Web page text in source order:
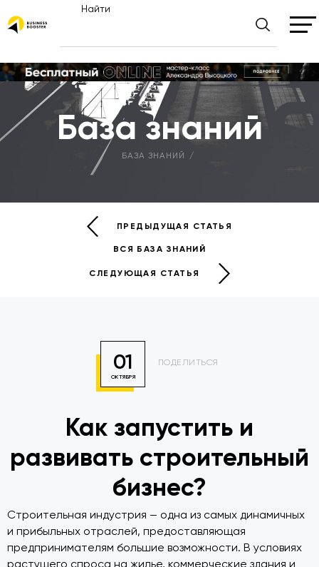
Найти
База знаний
БАЗА ЗНАНИЙ
ПРЕДЫДУЩАЯ СТАТЬЯ
ВСЯ БАЗА ЗНАНИЙ
СЛЕДУЮЩАЯ СТАТЬЯ
01
ОКТЯБРЯ
ПОДЕЛИТЬСЯ
Как запустить и
развивать строительный
бизнес?
Строительная индустрия — одна из самых динамичных
и прибыльных отраслей, предоставляющая
предпринимателям большие возможности. В условиях
растущего спроса на жилье, коммерческие здания и